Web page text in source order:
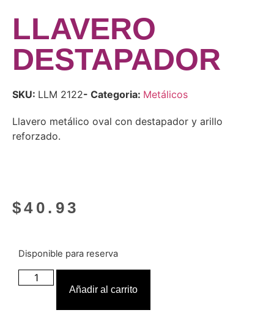
LLAVERO
DESTAPADOR
SKU: LLM 2122- Categoria: Metálicos
Llavero metálico oval con destapador y arillo
reforzado.
$40.93
Disponible para reserva
Añadir al carrito